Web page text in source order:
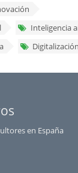
Inteligencia
Digitalización
en España